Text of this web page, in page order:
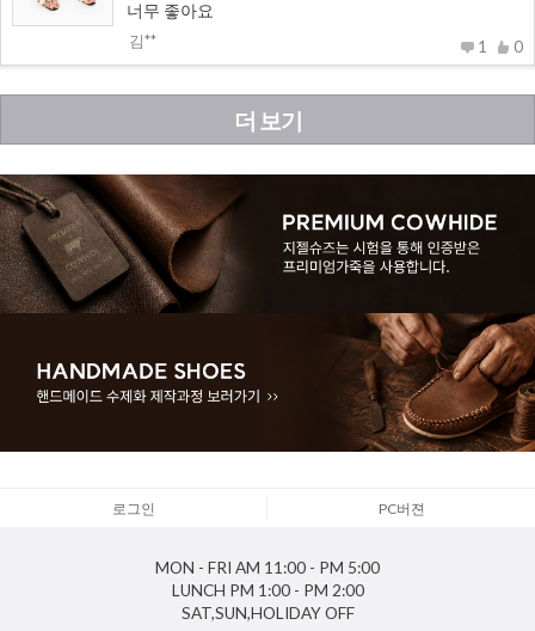
너무 좋아요
김**
1 0
더 보기
로그인 PC버젼
MON - FRI AM 11:00 - PM 5:00
LUNCH PM 1:00 - PM 2:00
SAT,SUN,HOLIDAYOFF